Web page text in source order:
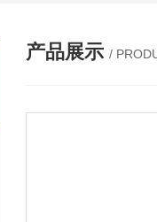
产品展示 /